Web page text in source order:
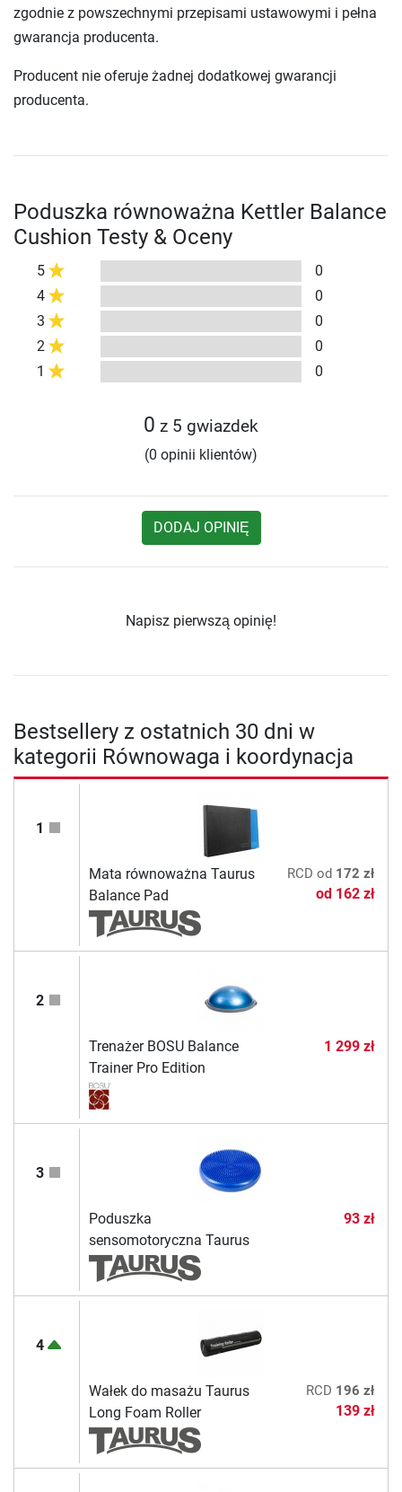
zgodnie z powszechnymi przepisami ustawowymi i pełna
gwarancja producenta.
Producent nie oferuje żadnej dodatkowej gwarancji
producenta.
Poduszka równoważna Kettler Balance
Cushion Testy & Oceny
5
0
4
0
3
0
2
0
1
0
0 z 5 gwiazdek
(0 opinii klientów)
DODAJ OPINIĘ
Napisz pierwszą opinię!
Bestsellery z ostatnich 30 dni w
kategorii Równowaga i koordynacja
1
Mata równoważna Taurus
Balance Pad
RCD od 172 zł
od 162 zł
2
Trenażer BOSU Balance
Trainer Pro Edition
1 299 zł
3
Poduszka
sensomotoryczna Taurus
93 zł
4
Wałek do masażu Taurus
Long Foam Roller
RCD 196 zł
139 zł